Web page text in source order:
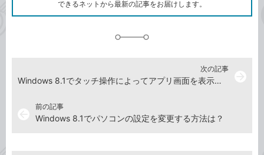
できるネットから最新の記事をお届けします。
前の記事
Windows 8.1でパソコンの設定を変更する方法は？
次の記事
Windows 8.1でタッチ操作によってアプリ画面を表示するには